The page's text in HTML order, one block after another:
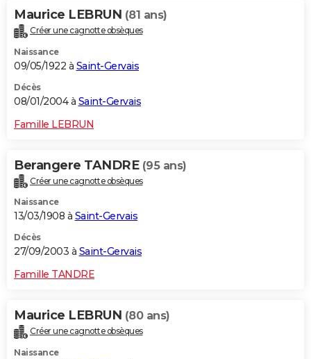
Maurice LEBRUN (81 ans)
Créer une cagnotte obsèques
Naissance
09/05/1922 à Saint-Gervais
Décès
08/01/2004 à Saint-Gervais
Famille LEBRUN
Berangere TANDRE (95 ans)
Créer une cagnotte obsèques
Naissance
13/03/1908 à Saint-Gervais
Décès
27/09/2003 à Saint-Gervais
Famille TANDRE
Maurice LEBRUN (80 ans)
Créer une cagnotte obsèques
Naissance